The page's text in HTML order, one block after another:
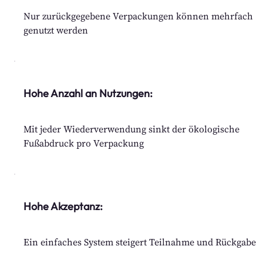
Nur zurückgegebene Verpackungen können mehrfach
genutzt werden
Hohe Anzahl an Nutzungen:
Mit jeder Wiederverwendung sinkt der ökologische
Fußabdruck pro Verpackung
Hohe Akzeptanz:
Ein einfaches System steigert Teilnahme und Rückgabe